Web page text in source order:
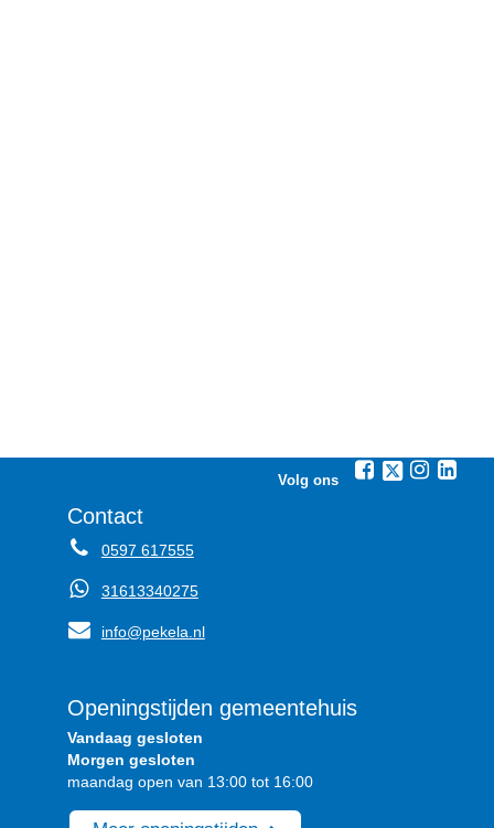
Volg ons
Contact
0597 617555
31613340275
info@pekela.nl
Openingstijden gemeentehuis
Vandaag gesloten
Morgen gesloten
maandag open van 13:00 tot 16:00